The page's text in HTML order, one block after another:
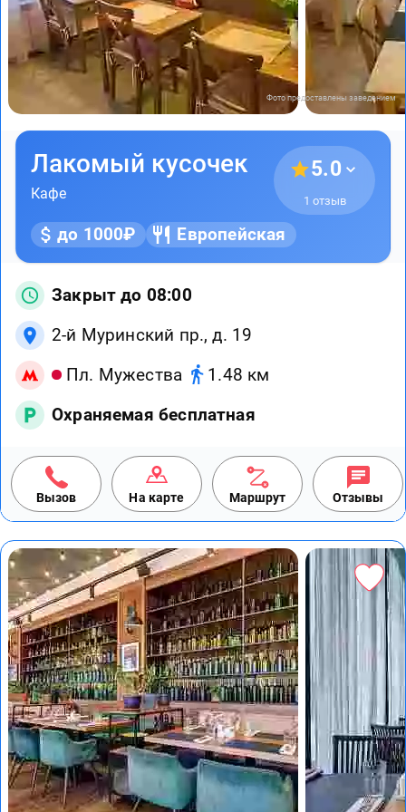
Фото предоставлены заведением
Лакомый кусочек
Кафе
5.0
1 отзыв
до 1000₽ Европейская
Закрыт до 08:00
2-й Муринский пр., д. 19
Пл. Мужества
1.48 км
Охраняемая бесплатная
Вызов На карте Маршрут Отзывы